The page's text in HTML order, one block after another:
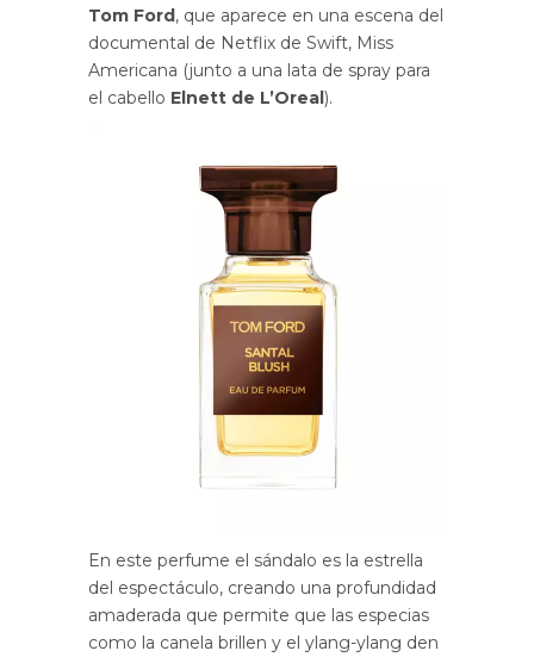
Tom Ford, que aparece en una escena del
documental de Netflix de Swift, Miss
Americana (junto a una lata de spray para
el cabello Elnett de L’Oreal).
En este perfume el sándalo es la estrella
del espectáculo, creando una profundidad
amaderada que permite que las especias
como la canela brillen y el ylang-ylang den